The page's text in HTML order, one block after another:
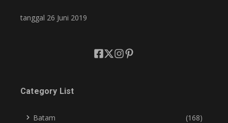
tanggal 26 Juni 2019
Category List
Batam (168)